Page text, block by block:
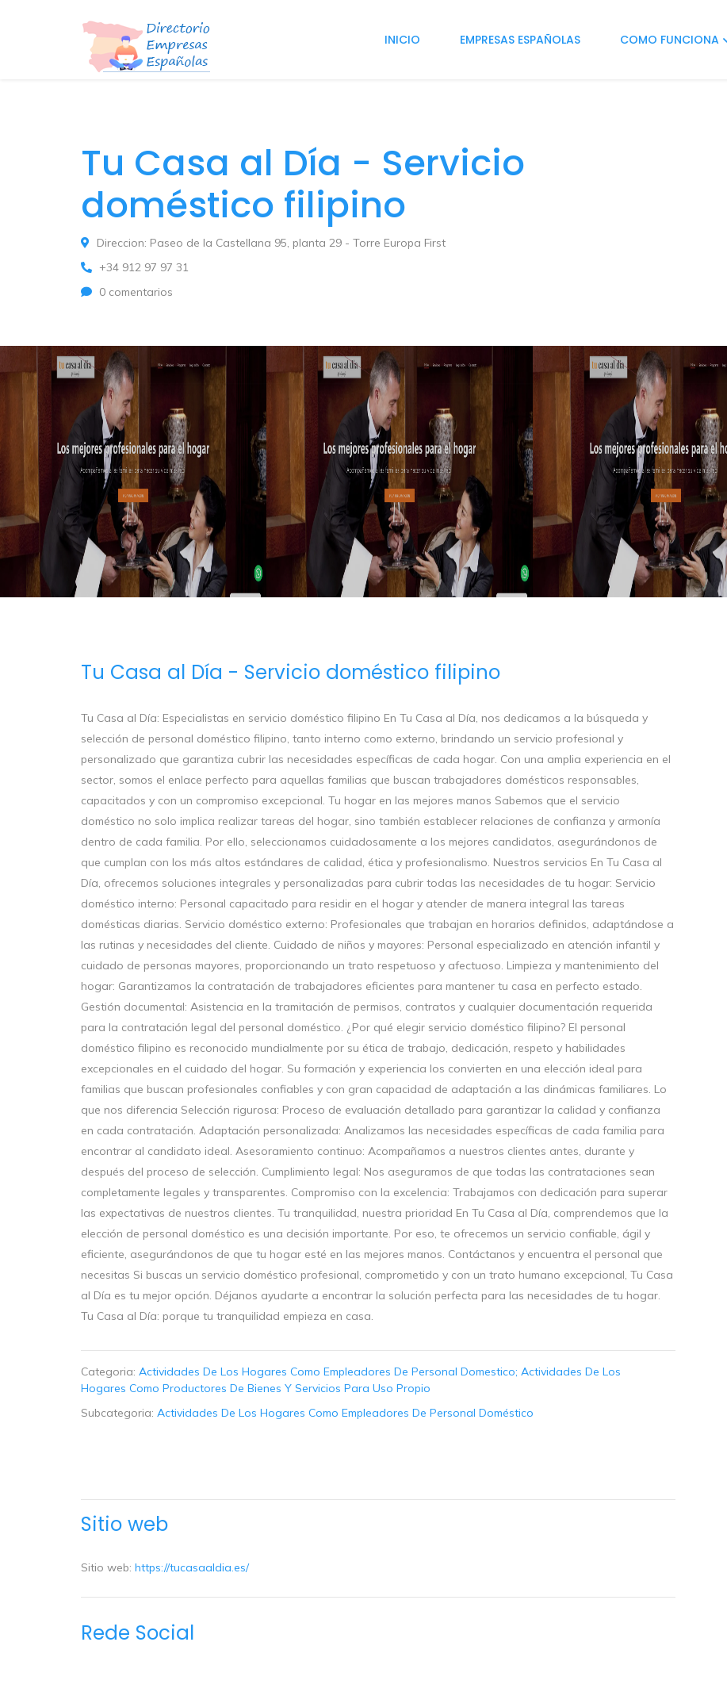
INICIO EMPRESAS ESPAÑOLAS COMO FUNCIONA
Tu Casa al Día - Servicio
doméstico filipino
Direccion: Paseo de la Castellana 95, planta 29 - Torre Europa First
+34 912 97 97 31
0 comentarios
Tu Casa al Día - Servicio doméstico filipino
Tu Casa al Día: Especialistas en servicio doméstico filipino En Tu Casa al Día, nos dedicamos a la búsqueda y
selección de personal doméstico filipino, tanto interno como externo, brindando un servicio profesional y
personalizado que garantiza cubrir las necesidades específicas de cada hogar. Con una amplia experiencia en el
sector, somos el enlace perfecto para aquellas familias que buscan trabajadores domésticos responsables,
capacitados y con un compromiso excepcional. Tu hogar en las mejores manos Sabemos que el servicio
doméstico no solo implica realizar tareas del hogar, sino también establecer relaciones de confianza y armonía
dentro de cada familia. Por ello, seleccionamos cuidadosamente a los mejores candidatos, asegurándonos de
que cumplan con los más altos estándares de calidad, ética y profesionalismo. Nuestros servicios En Tu Casa al
Día, ofrecemos soluciones integrales y personalizadas para cubrir todas las necesidades de tu hogar: Servicio
doméstico interno: Personal capacitado para residir en el hogar y atender de manera integral las tareas
domésticas diarias. Servicio doméstico externo: Profesionales que trabajan en horarios definidos, adaptándose a
las rutinas y necesidades del cliente. Cuidado de niños y mayores: Personal especializado en atención infantil y
cuidado de personas mayores, proporcionando un trato respetuoso y afectuoso. Limpieza y mantenimiento del
hogar: Garantizamos la contratación de trabajadores eficientes para mantener tu casa en perfecto estado.
Gestión documental: Asistencia en la tramitación de permisos, contratos y cualquier documentación requerida
para la contratación legal del personal doméstico. ¿Por qué elegir servicio doméstico filipino? El personal
doméstico filipino es reconocido mundialmente por su ética de trabajo, dedicación, respeto y habilidades
excepcionales en el cuidado del hogar. Su formación y experiencia los convierten en una elección ideal para
familias que buscan profesionales confiables y con gran capacidad de adaptación a las dinámicas familiares. Lo
que nos diferencia Selección rigurosa: Proceso de evaluación detallado para garantizar la calidad y confianza
en cada contratación. Adaptación personalizada: Analizamos las necesidades específicas de cada familia para
encontrar al candidato ideal. Asesoramiento continuo: Acompañamos a nuestros clientes antes, durante y
después del proceso de selección. Cumplimiento legal: Nos aseguramos de que todas las contrataciones sean
completamente legales y transparentes. Compromiso con la excelencia: Trabajamos con dedicación para superar
las expectativas de nuestros clientes. Tu tranquilidad, nuestra prioridad En Tu Casa al Día, comprendemos que la
elección de personal doméstico es una decisión importante. Por eso, te ofrecemos un servicio confiable, ágil y
eficiente, asegurándonos de que tu hogar esté en las mejores manos. Contáctanos y encuentra el personal que
necesitas Si buscas un servicio doméstico profesional, comprometido y con un trato humano excepcional, Tu Casa
al Día es tu mejor opción. Déjanos ayudarte a encontrar la solución perfecta para las necesidades de tu hogar.
Tu Casa al Día: porque tu tranquilidad empieza en casa.
Categoria: Actividades De Los Hogares Como Empleadores De Personal Domestico; Actividades De Los
Hogares Como Productores De Bienes Y Servicios Para Uso Propio
Subcategoria: Actividades De Los Hogares Como Empleadores De Personal Doméstico
Sitio web
Sitio web: https://tucasaaldia.es/
Rede Social